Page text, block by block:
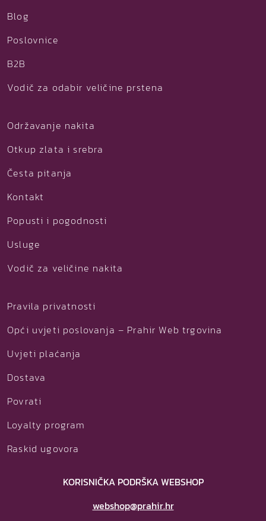
Blog
Poslovnice
B2B
Vodič za odabir veličine prstena
Održavanje nakita
Otkup zlata i srebra
Česta pitanja
Kontakt
Popusti i pogodnosti
Usluge
Vodič za veličine nakita
Pravila privatnosti
Opći uvjeti poslovanja – Prahir Web trgovina
Uvjeti plaćanja
Dostava
Povrati
Loyalty program
Raskid ugovora
KORISNIČKA PODRŠKA WEBSHOP
webshop@prahir.hr